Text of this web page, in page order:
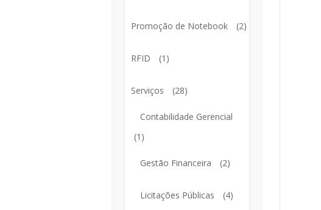
Promoção de Notebook (2)
RFID (1)
Serviços (28)
Contabilidade Gerencial
(1)
Gestão Financeira (2)
Licitações Públicas (4)